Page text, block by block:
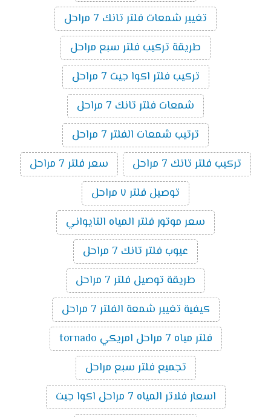
تغيير شمعات فلتر تانك 7 مراحل
طريقة تركيب فلتر سبع مراحل
تركيب فلتر اكوا جيت 7 مراحل
شمعات فلتر تانك 7 مراحل
ترتيب شمعات الفلتر 7 مراحل
تركيب فلتر تانك 7 مراحل
سعر فلتر 7 مراحل
توصيل فلتر ٧ مراحل
سعر موتور فلتر المياه التايواني
عيوب فلتر تانك 7 مراحل
طريقة توصيل فلتر 7 مراحل
كيفية تغيير شمعة الفلتر 7 مراحل
فلتر مياه 7 مراحل امريكي tornado
تجميع فلتر سبع مراحل
اسعار فلاتر المياه 7 مراحل اكوا جيت